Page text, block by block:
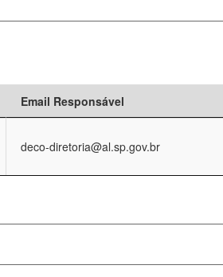
Email Responsável
deco-diretoria@al.sp.gov.br